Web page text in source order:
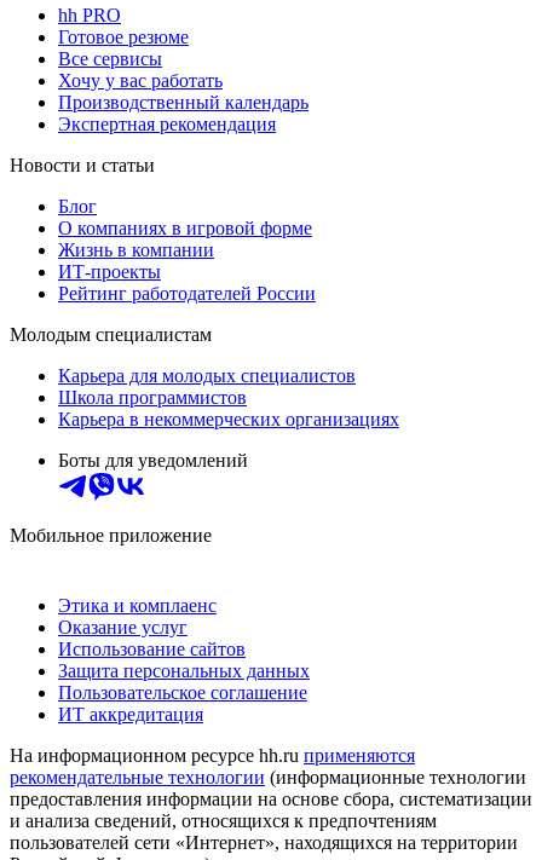
hh PRO
Готовое резюме
Все сервисы
Хочу у вас работать
Производственный календарь
Экспертная рекомендация
Новости и статьи
Блог
О компаниях в игровой форме
Жизнь в компании
ИТ-проекты
Рейтинг работодателей России
Молодым специалистам
Карьера для молодых специалистов
Школа программистов
Карьера в некоммерческих организациях
Боты для уведомлений
Мобильное приложение
Этика и комплаенс
Оказание услуг
Использование сайтов
Защита персональных данных
Пользовательское соглашение
ИТ аккредитация
На информационном ресурсе hh.ru применяются
рекомендательные технологии (информационные технологии
предоставления информации на основе сбора, систематизации
и анализа сведений, относящихся к предпочтениям
пользователей сети «Интернет», находящихся на территории